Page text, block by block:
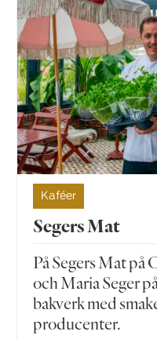
Kaféer
Segers Mat
På Segers Mat på
och Maria Seger
bakverk med
producenter.